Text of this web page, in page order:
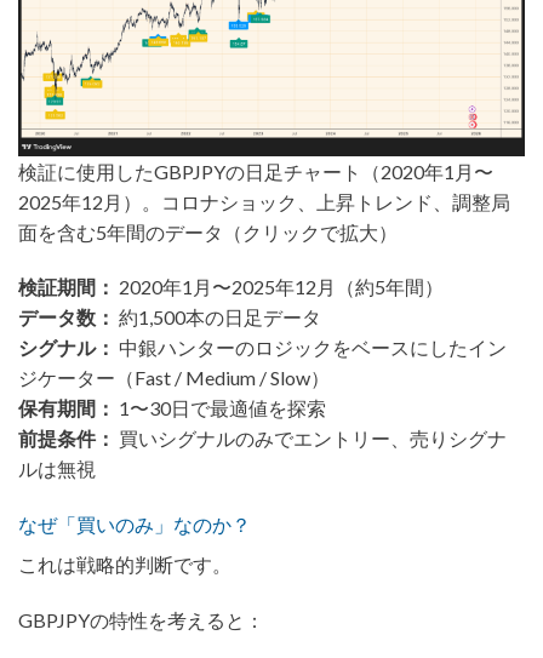
検証に使用したGBPJPYの日足チャート（2020年1月〜
2025年12月）。コロナショック、上昇トレンド、調整局
面を含む5年間のデータ（クリックで拡大）
検証期間： 2020年1月〜2025年12月（約5年間）
データ数： 約1,500本の日足データ
シグナル： 中銀ハンターのロジックをベースにしたイン
ジケーター（Fast / Medium / Slow）
保有期間： 1〜30日で最適値を探索
前提条件： 買いシグナルのみでエントリー、売りシグナ
ルは無視
なぜ「買いのみ」なのか？
これは戦略的判断です。
GBPJPYの特性を考えると：